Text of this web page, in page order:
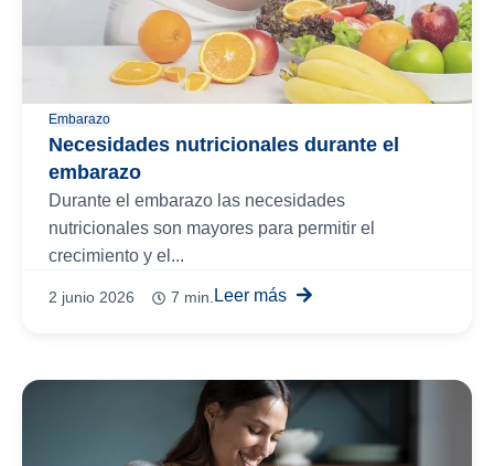
Embarazo
Necesidades nutricionales durante el
embarazo
Durante el embarazo las necesidades
nutricionales son mayores para permitir el
crecimiento y el...
2 junio 2026 7 min. Leer más